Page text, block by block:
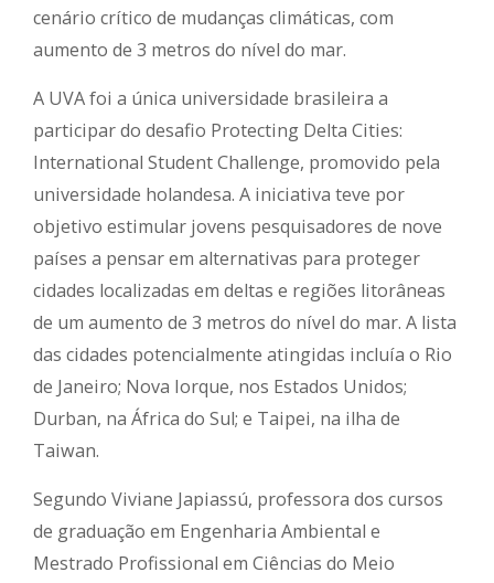
cenário crítico de mudanças climáticas, com
aumento de 3 metros do nível do mar.
A UVA foi a única universidade brasileira a
participar do desafio Protecting Delta Cities:
International Student Challenge, promovido pela
universidade holandesa. A iniciativa teve por
objetivo estimular jovens pesquisadores de nove
países a pensar em alternativas para proteger
cidades localizadas em deltas e regiões litorâneas
de um aumento de 3 metros do nível do mar. A lista
das cidades potencialmente atingidas incluía o Rio
de Janeiro; Nova Iorque, nos Estados Unidos;
Durban, na África do Sul; e Taipei, na ilha de
Taiwan.
Segundo Viviane Japiassú, professora dos cursos
de graduação em Engenharia Ambiental e
Mestrado Profissional em Ciências do Meio